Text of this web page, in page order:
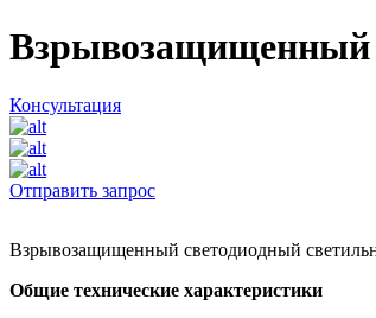
Взрывозащищенный
Консультация
Отправить запрос
Взрывозащищенный светодиодный
Общие технические характеристики